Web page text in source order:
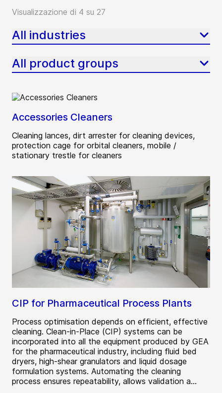
Visualizzazione di 4 su 27
All industries
All product groups
Accessories Cleaners
Cleaning lances, dirt arrester for cleaning devices,
protection cage for orbital cleaners, mobile /
stationary trestle for cleaners
CIP for Pharmaceutical Process Plants
Process optimisation depends on efficient, effective
cleaning. Clean-in-Place (CIP) systems can be
incorporated into all the equipment produced by GEA
for the pharmaceutical industry, including fluid bed
dryers, high-shear granulators and liquid dosage
formulation systems. Automating the cleaning
process ensures repeatability, allows validation a...